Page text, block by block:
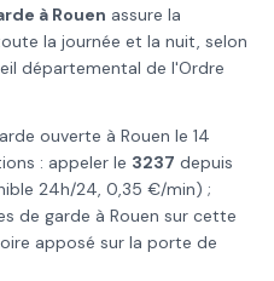
à Rouen assure la
la journée et la nuit, selon
départemental de l'Ordre
ouverte à Rouen le 14
: appeler le 3237 depuis
24h/24, 0,35 €/min) ;
de garde à Rouen sur cette
apposé sur la porte de